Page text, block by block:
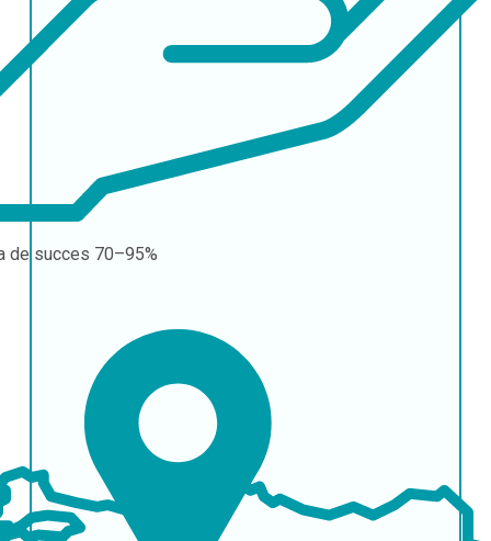
de succes 70–95%